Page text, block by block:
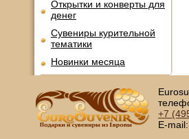
Открытки и конверты для
денег
Сувениры курительной
тематики
Новинки месяца
+7
E-